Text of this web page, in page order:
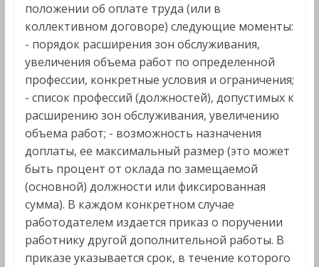
положении об оплате труда (или в
коллективном договоре) следующие моменты:
- порядок расширения зон обслуживания,
увеличения объема работ по определенной
профессии, конкретные условия и ограничения;
- список профессий (должностей), допустимых к
расширению зон обслуживания, увеличению
объема работ; - возможность назначения
доплаты, ее максимальный размер (это может
быть процент от оклада по замещаемой
(основной) должности или фиксированная
сумма). В каждом конкретном случае
работодателем издается приказ о поручении
работнику другой дополнительной работы. В
приказе указывается срок, в течение которого